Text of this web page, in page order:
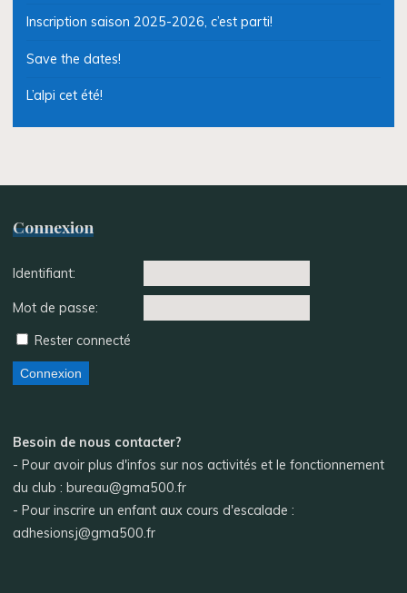
Inscription saison 2025-2026, c’est parti!
Save the dates!
L’alpi cet été!
Connexion
Identifiant:
Mot de passe:
Rester connecté
Connexion
Besoin de nous contacter?
- Pour avoir plus d'infos sur nos activités et le fonctionnement
du club : bureau@gma500.fr
- Pour inscrire un enfant aux cours d'escalade :
adhesionsj@gma500.fr